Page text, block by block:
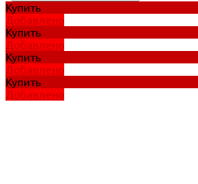
Купить
Добавлено
Купить
Добавлено
Купить
Добавлено
Купить
Добавлено